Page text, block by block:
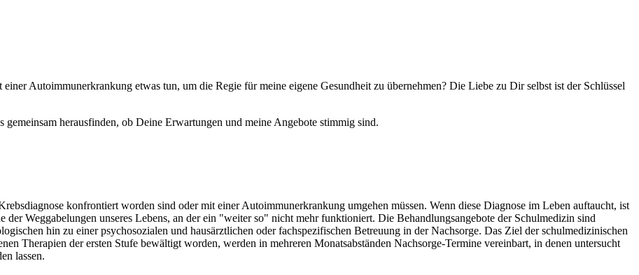
Autoimmunerkrankung etwas tun, um die Regie für meine eigene Gesundheit zu übernehmen? Die Liebe zu Dir selbst ist der Schlüssel
herausfinden, ob Deine Erwartungen und meine Angebote stimmig sind.
konfrontiert worden sind oder mit einer Autoimmunerkrankung umgehen müssen. Wenn diese Diagnose im Leben auftaucht, ist
der Weggabelungen unseres Lebens, an der ein "weiter so" nicht mehr funktioniert. Die Behandlungsangebote der Schulmedizin sind
hin zu einer psychosozialen und hausärztlichen oder fachspezifischen Betreuung in der Nachsorge. Das Ziel der schulmedizinischen
Therapien der ersten Stufe bewältigt worden, werden in mehreren Monatsabständen Nachsorge-Termine vereinbart, in denen untersucht
lassen.